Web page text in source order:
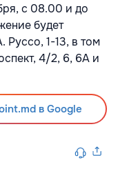
с 08.00 и до
будет
Руссо, 1-13, в том
4/2, 6, 6А и
в Google